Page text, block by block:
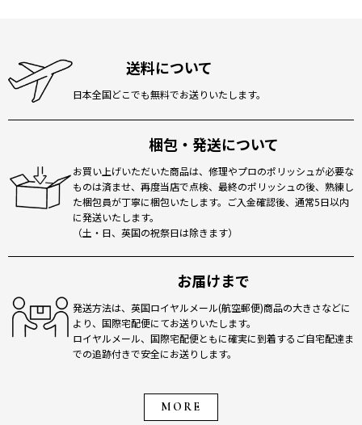
送料について
日本全国どこでも無料でお送りいたします。
梱包・発送について
お買い上げいただいた商品は、修理やプロのポリッシュが必要な
ものは済ませ、再度当店で点検、最終のポリッシュの後、熟練し
た梱包員が丁寧に梱包いたします。ご入金確認後、通常5日以内
に発送いたします。
（土・日、英国の祝祭日は除きます）
お届けまで
発送方法は、英国ロイヤルメール(航空郵便)商品の大きさなどに
より、国際宅配便にてお送りいたします。
ロイヤルメール、国際宅配便ともに確実に到着するご自宅配達ま
での追跡付きで安全にお送りします。
MORE